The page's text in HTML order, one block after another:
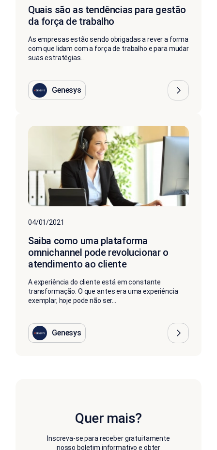
Quais são as tendências para gestão
da força de trabalho
As empresas estão sendo obrigadas a rever a forma
com que lidam com a força de trabalho e para mudar
suas estratégias...
Genesys
04/01/2021
Saiba como uma plataforma
omnichannel pode revolucionar o
atendimento ao cliente
A experiência do cliente está em constante
transformação. O que antes era uma experiência
exemplar, hoje pode não ser...
Genesys
Quer mais?
Inscreva-se para receber gratuitamente
nosso boletim informativo e obter